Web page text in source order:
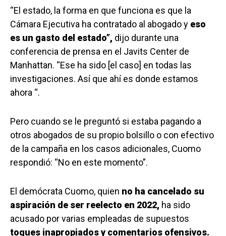
“El estado, la forma en que funciona es que la
Cámara Ejecutiva ha contratado al abogado y eso
es un gasto del estado”, dijo durante una
conferencia de prensa en el Javits Center de
Manhattan. “Ese ha sido [el caso] en todas las
investigaciones. Así que ahí es donde estamos
ahora “.
Pero cuando se le preguntó si estaba pagando a
otros abogados de su propio bolsillo o con efectivo
de la campaña en los casos adicionales, Cuomo
respondió: “No en este momento”.
El demócrata Cuomo, quien no ha cancelado su
aspiración de ser reelecto en 2022, ha sido
acusado por varias empleadas de supuestos
toques inapropiados y comentarios ofensivos.